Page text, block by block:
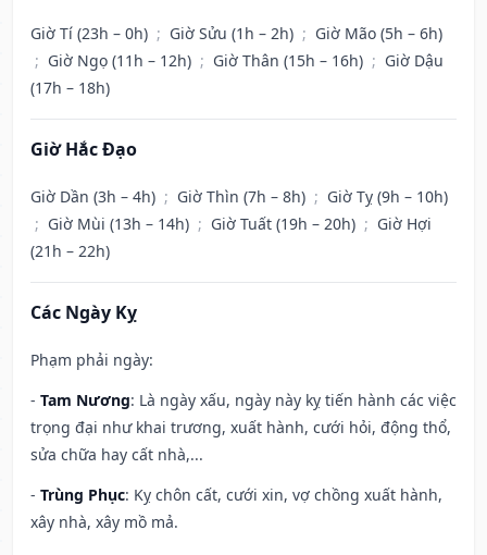
Giờ Tí (23h – 0h) ; Giờ Sửu (1h – 2h) ; Giờ Mão (5h – 6h)
; Giờ Ngọ (11h – 12h) ; Giờ Thân (15h – 16h) ; Giờ Dậu
(17h – 18h)
Giờ Hắc Đạo
Giờ Dần (3h – 4h) ; Giờ Thìn (7h – 8h) ; Giờ Tỵ (9h – 10h)
; Giờ Mùi (13h – 14h) ; Giờ Tuất (19h – 20h) ; Giờ Hợi
(21h – 22h)
Các Ngày Kỵ
Phạm phải ngày:
- Tam Nương: Là ngày xấu, ngày này kỵ tiến hành các việc
trọng đại như khai trương, xuất hành, cưới hỏi, động thổ,
sửa chữa hay cất nhà,...
- Trùng Phục: Kỵ chôn cất, cưới xin, vợ chồng xuất hành,
xây nhà, xây mồ mả.